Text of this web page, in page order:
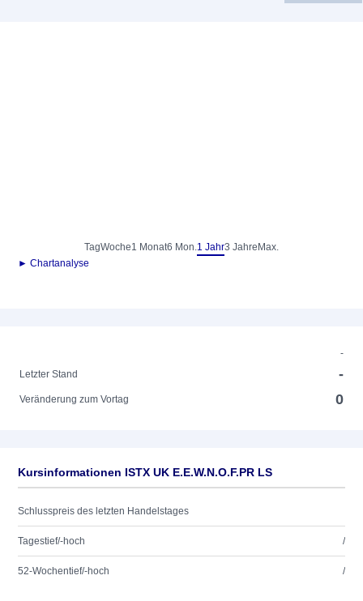
TagWoche1 Monat6 Mon.1 Jahr3 Jahre Max.
► Chartanalyse
-
Letzter Stand
-
Veränderung zum Vortag 0
Kursinformationen ISTX UK E.E.W.N.O.F.PR LS
Schlusspreis des letzten Handelstages
Tagestief/-hoch /
52-Wochentief/-hoch /